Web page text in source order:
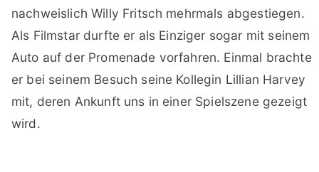
nachweislich Willy Fritsch mehrmals abgestiegen.
Als Filmstar durfte er als Einziger sogar mit seinem
Auto auf der Promenade vorfahren. Einmal brachte
er bei seinem Besuch seine Kollegin Lillian Harvey
mit, deren Ankunft uns in einer Spielszene gezeigt
wird.